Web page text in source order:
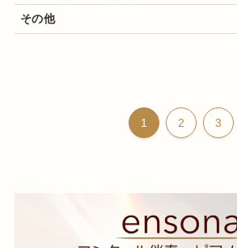
その他
1 2 3